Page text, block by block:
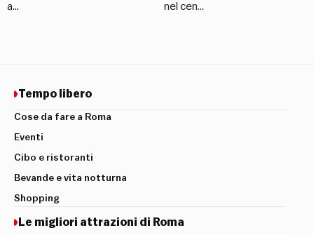
a…
nel cen…
Tempo libero
Cose da fare a Roma
Eventi
Cibo e ristoranti
Bevande e vita notturna
Shopping
Le migliori attrazioni di Roma